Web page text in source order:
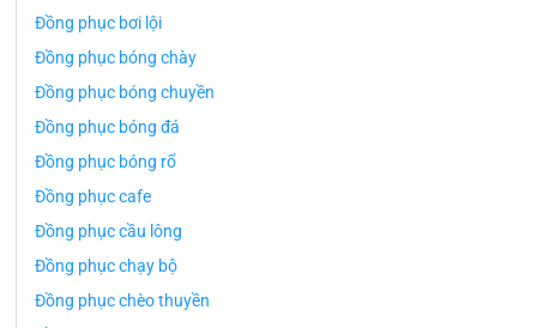
Đồng phục bơi lội
Đồng phục bóng chày
Đồng phục bóng chuyền
Đồng phục bóng đá
Đồng phục bóng rổ
Đồng phục cafe
Đồng phục cầu lông
Đồng phục chạy bộ
Đồng phục chèo thuyền